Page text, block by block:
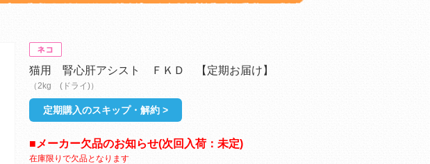
猫用 腎心肝アシスト ＦＫＤ 【定期お届け】
（2kg (ドライ)）
定期購入のスキップ・解約 >
■メーカー欠品のお知らせ(次回入荷：未定)
在庫限りで欠品となります